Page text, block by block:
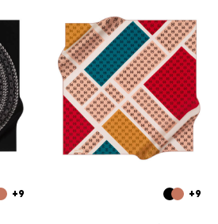
+9 +9